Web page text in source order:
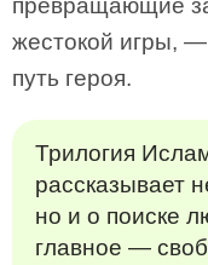
превращающие
жестокой игры,
путь героя.
Трилогия
рассказывает
но и о поиске
главное —